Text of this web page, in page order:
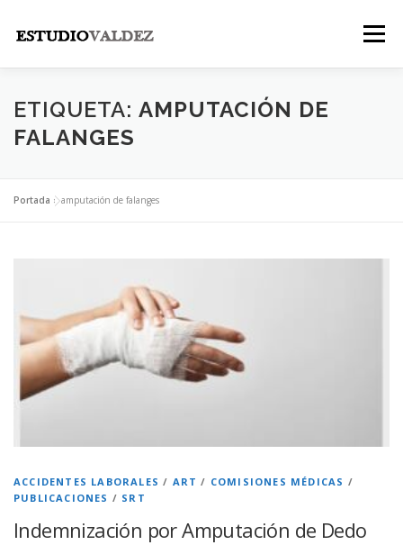
contenido
Menú
INICIO INSTITUCIONAL NOSOTROS
ETIQUETA: AMPUTACIÓN DE
FALANGES
Portada »amputación de falanges
ACCIDENTES LABORALES / ART / COMISIONES MÉDICAS /
PUBLICACIONES / SRT
Indemnización por Amputación de Dedo